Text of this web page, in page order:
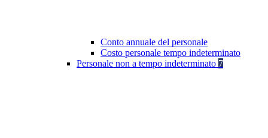
Conto annuale del personale
Costo personale tempo indeterminato
Personale non a tempo indeterminato 7